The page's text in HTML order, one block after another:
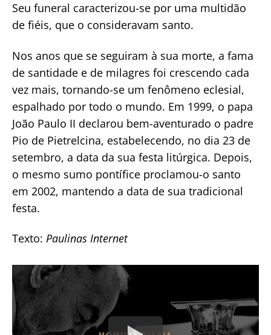
Seu funeral caracterizou-se por uma multidão
de fiéis, que o consideravam santo.
Nos anos que se seguiram à sua morte, a fama
de santidade e de milagres foi crescendo cada
vez mais, tornando-se um fenômeno eclesial,
espalhado por todo o mundo. Em 1999, o papa
João Paulo II declarou bem-aventurado o padre
Pio de Pietrelcina, estabelecendo, no dia 23 de
setembro, a data da sua festa litúrgica. Depois,
o mesmo sumo pontífice proclamou-o santo
em 2002, mantendo a data de sua tradicional
festa.
Texto: Paulinas Internet